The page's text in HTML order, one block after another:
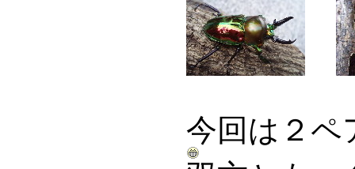
今回は２ペ